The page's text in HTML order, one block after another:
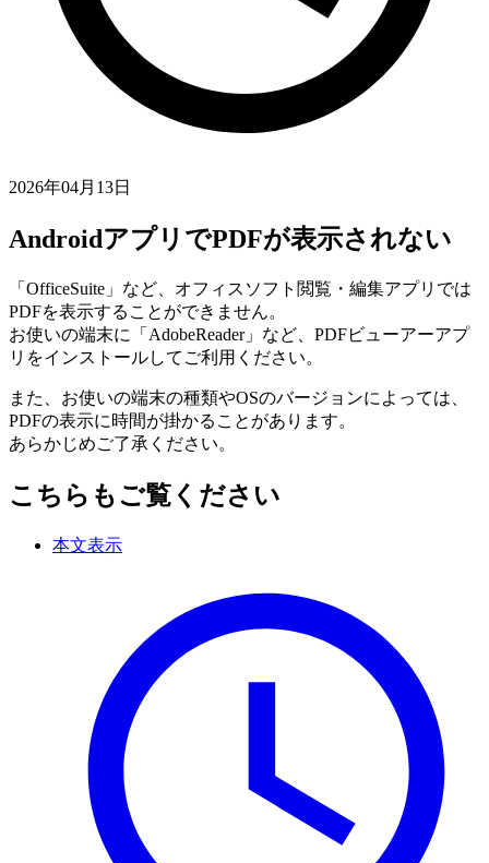
2026年04月13日
AndroidアプリでPDFが表示されない
「OfficeSuite」など、オフィスソフト閲覧・編集アプリでは
PDFを表示することができません。
お使いの端末に「AdobeReader」など、PDFビューアーアプ
リをインストールしてご利用ください。
また、お使いの端末の種類やOSのバージョンによっては、
PDFの表示に時間が掛かることがあります。
あらかじめご了承ください。
こちらもご覧ください
本文表示